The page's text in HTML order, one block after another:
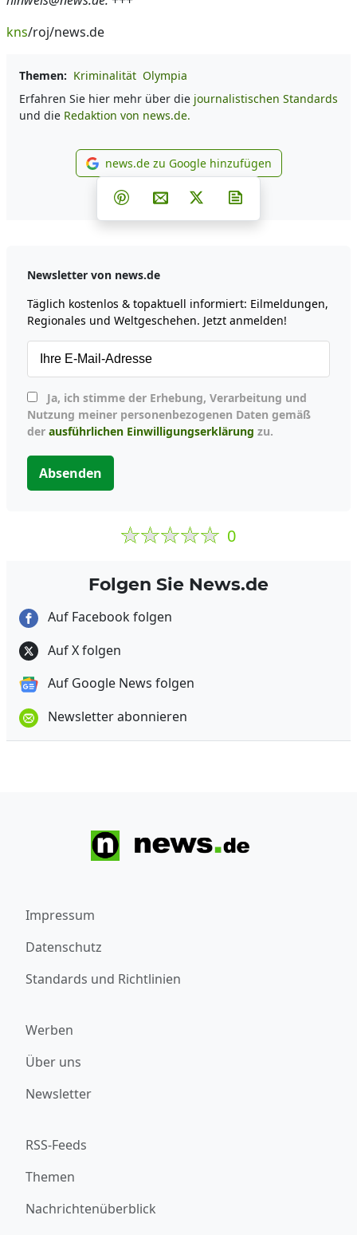
kns/roj/news.de
Themen: Kriminalität Olympia
Erfahren Sie hier mehr über die journalistischen Standards
und die Redaktion von news.de.
news.de zu Google
news.de zu Google hinzufügen
Teilen auf Facebook
Teilen auf Whatsapp
Teilen auf Telegram
Teilen auf Pinterest
Per E-Mail teilen
Post auf X
Newsletter von news.de
Täglich kostenlos & topaktuell informiert: Eilmeldungen,
Regionales und Weltgeschehen. Jetzt anmelden!
Nutzung meiner personenbezogenen Daten gemäß
der ausführlichen Einwilligungserklärung zu.
Absenden
0
Folgen Sie News.de
Auf Facebook folgen
Auf X folgen
Auf Google News folgen
Newsletter abonnieren
Impressum
Datenschutz
Standards und Richtlinien
Werben
Über uns
Newsletter
RSS-Feeds
Themen
Nachrichtenüberblick